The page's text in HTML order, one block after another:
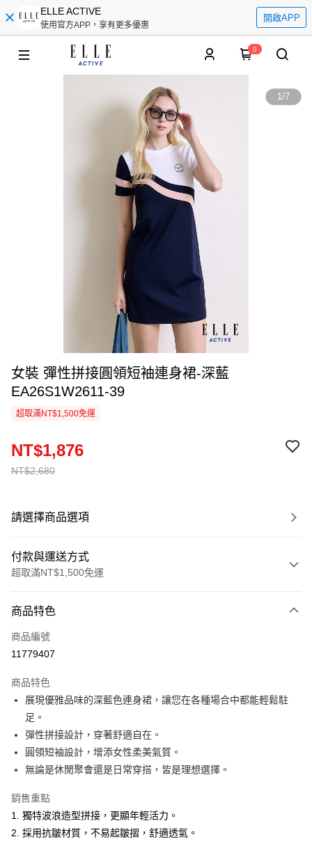
ELLE ACTIVE
使用官方APP，享有更多優惠
開啟APP
0
1/7
女裝 彈性拼接圓領短袖連身裙-深藍
EA26S1W2611-39
超取滿NT$1,500免運
NT$2,680
NT$1,876
請選擇商品選項
付款與運送方式
超取滿NT$1,500免運
信用卡一次付款
超商取貨付款
Apple Pay
悠遊付
ATM付款
全家取貨付款
每筆NT$60，滿NT$1,500(含以上)免運費
商品特色
商品編號
11779407
商品特色
展現優雅品味的深藍色連身裙，讓您在各種場合中都能輕鬆駐
足。
彈性拼接設計，穿著舒適自在。
圓領短袖設計，增添女性柔美氣質。
無論是休閒聚會還是日常穿搭，皆是理想選擇。
銷售重點
1. 獨特波浪造型拼接，更顯年輕活力。
2. 採用抗皺材質，不易起皺摺，舒適透氣。